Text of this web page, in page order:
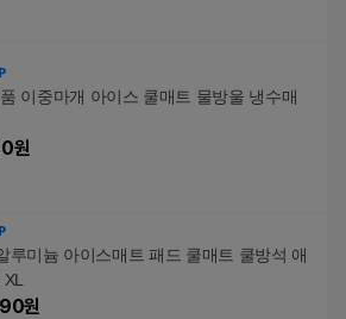
이중마개 아이스 쿨매트 물방울 냉수매
원
루미늄 아이스매트 패드 쿨매트 쿨방석 애
원